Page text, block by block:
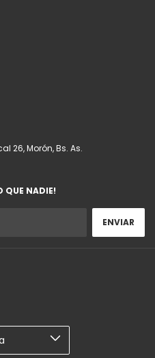
26, Morón, Bs. As.
QUE NADIE!